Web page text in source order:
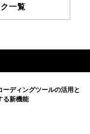
一覧
ーディングツールの活用と
る新機能